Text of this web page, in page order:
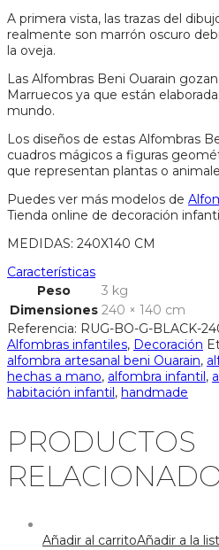
A primera vista, las trazas del
realmente son marrón oscuro
la oveja.
Las Alfombras Beni Ouarain
Marruecos ya que están
mundo.
Los diseños de estas Alfombras
cuadros mágicos a figuras
que representan plantas o
Puedes ver más modelos de
Tienda online de decoración
MEDIDAS: 240X140 CM
Características
Peso
3 kg
Dimensiones 240 × 140 cm
Referencia: RUG-BO-G-BLACK-
Alfombras infantiles, Decoración
alfombra artesanal beni Ouarain,
hechas a mano, alfombra infantil,
habitación infantil, handmade
PRODUCTOS
Añadir al carritoAñadir a la